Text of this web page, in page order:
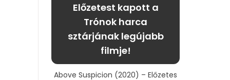
Előzetest kapott a
Trónok harca
sztárjának legújabb
filmje!
Above Suspicion (2020) – Előzetes